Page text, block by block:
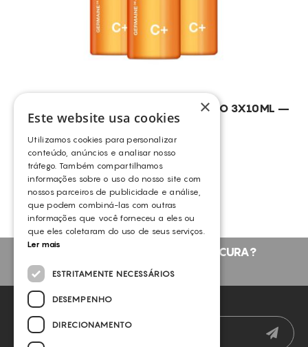
T RADIANCE C+ PURE C10 CONCENTRADO 3X10ML –
GDC
GERMAINE DE CAPUCCINI
VER MAIS PRODUTOS
NÃO ENCONTROU O QUE PROCURA?
FALE CONNOSCO
×
Este website usa cookies
Utilizamos cookies para personalizar
conteúdo, anúncios e analisar nosso
tráfego. Também compartilhamos
informações sobre o uso do nosso site com
nossos parceiros de publicidade e análise,
que podem combiná-las com outras
informações que você forneceu a eles ou
que eles coletaram do uso de seus serviços.
Ler mais
ESTRITAMENTE NECESSÁRIOS
DESEMPENHO
DIRECIONAMENTO